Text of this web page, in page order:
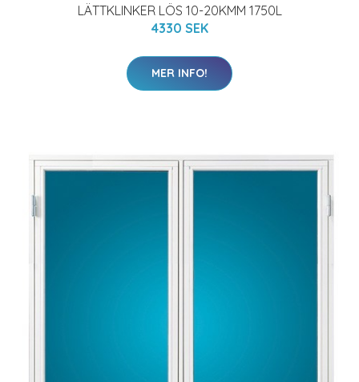
LÄTTKLINKER LÖS 10-20KMM 1750L
4330 SEK
MER INFO!